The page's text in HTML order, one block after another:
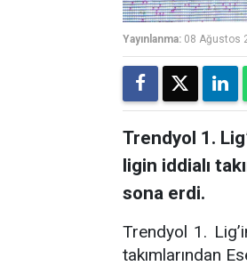
Yayınlanma: 08 Ağustos
Trendyol 1.
ligin iddialı
sona erdi.
Trendyol 1.
takımlarından